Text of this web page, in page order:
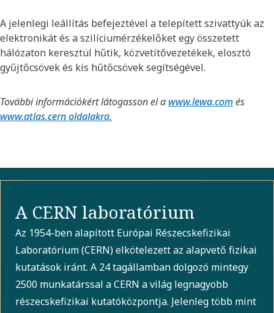
A jelenlegi leállítás befejeztével a telepített szivattyúk az
elektronikát és a szilíciumérzékelőket egy összetett
hálózaton keresztül hűtik, közvetítővezetékek, elosztó
gyűjtőcsövek és kis hűtőcsövek segítségével.
További információkért látogasson el a www.lewa.comés
www.atlas.cern oldalakra.
A CERN laboratórium
Az 1954-ben alapított Európai Részecskefizikai
Laboratórium (CERN) elkötelezett az alapvető fizikai
kutatások iránt. A 24 tagállamban dolgozó mintegy
2500 munkatárssal a CERN a világ legnagyobb
részecskefizikai kutatóközpontja. Jelenleg több mint